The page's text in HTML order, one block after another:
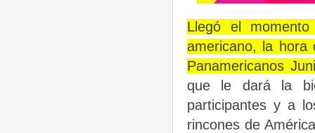
Llegó el
americano, la hora
Panamericanos
que le dará la
participantes y a
rincones de